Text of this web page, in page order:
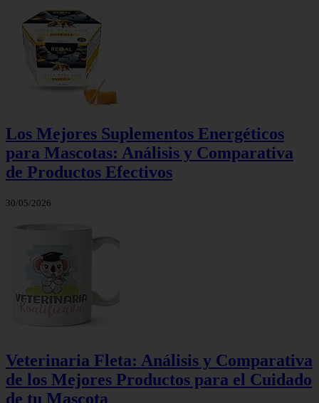
Los Mejores Suplementos Energéticos
para Mascotas: Análisis y Comparativa
de Productos Efectivos
30/05/2026
Veterinaria Fleta: Análisis y Comparativa
de los Mejores Productos para el Cuidado
de tu Mascota